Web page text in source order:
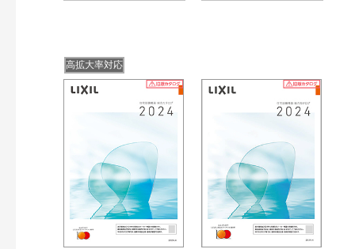
高拡大率対応